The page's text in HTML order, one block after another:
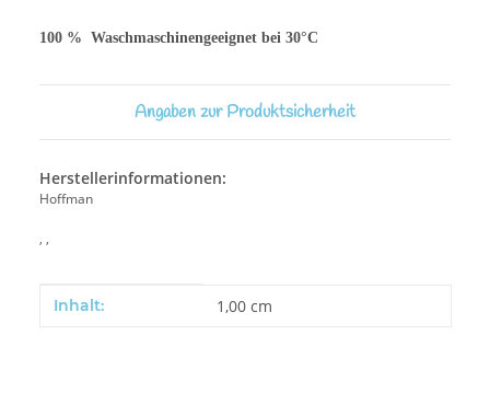
100 % Waschmaschinengeeignet bei 30°C
Angaben zur Produktsicherheit
Herstellerinformationen:
Hoffman
, ,
Produkteigenschaft
Wert
Inhalt: 1,00 cm